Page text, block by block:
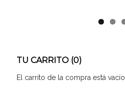
TU CARRITO (0)
El carrito de la compra está vacío